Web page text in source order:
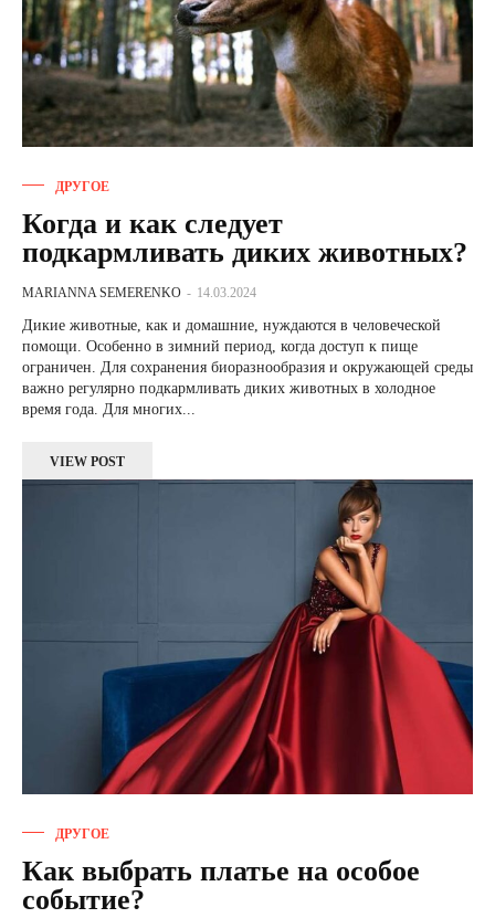
ДРУГОЕ
Когда и как следует
подкармливать диких животных?
MARIANNA SEMERENKO - 14.03.2024
Дикие животные, как и домашние, нуждаются в человеческой
помощи. Особенно в зимний период, когда доступ к пище
ограничен. Для сохранения биоразнообразия и окружающей среды
важно регулярно подкармливать диких животных в холодное
время года. Для многих...
VIEW POST
ДРУГОЕ
Как выбрать платье на особое
событие?